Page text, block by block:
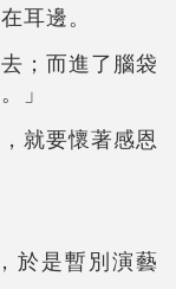
耳邊。
；而進了腦袋
」
就要懷著感恩
於是暫別演藝